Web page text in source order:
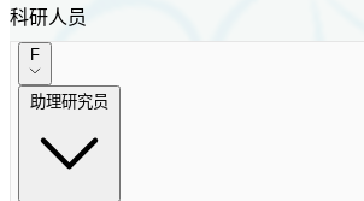
科研人员
F
助理研究员